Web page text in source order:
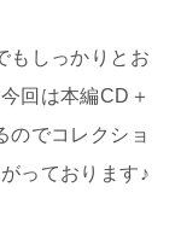
もしっかりとお
回は本編CD＋
のでコレクショ
っております♪